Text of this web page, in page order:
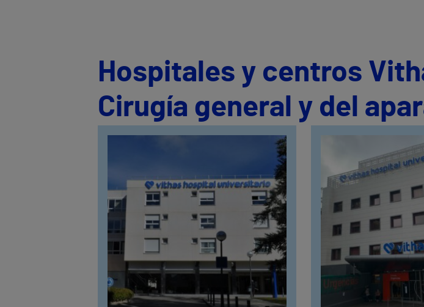
Hospitales y centros
Cirugía general y del